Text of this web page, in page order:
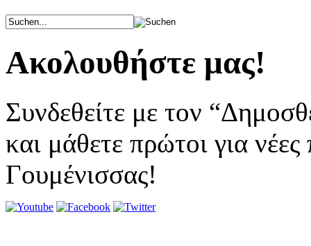
Ακολουθήστε μας!
Συνδεθείτε με τον
και μάθετε πρώτοι για
Γουμένισσας!